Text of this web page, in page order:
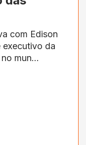
com Edison
executivo da
mun...